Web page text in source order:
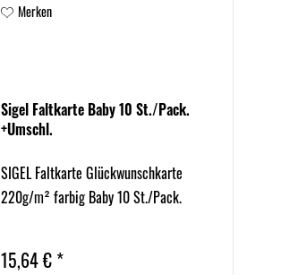
Merken
Sigel Faltkarte Baby 10 St./Pack.
+Umschl.
SIGEL Faltkarte Glückwunschkarte
220g/m² farbig Baby 10 St./Pack.
15,64 € *